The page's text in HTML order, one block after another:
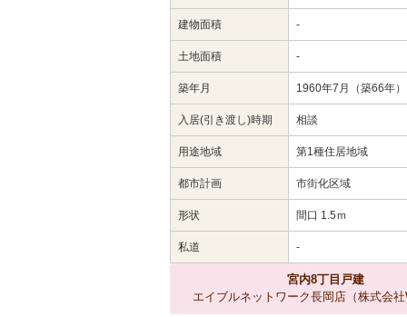
建物面積 -
土地面積 -
築年月 1960年7月（築66年）
入居(引き渡し)時期 相談
用途地域 第1種住居地域
都市計画 市街化区域
形状 間口 1.5ｍ
私道 -
宮内8丁目戸建
エイブルネットワーク長岡店（株式会